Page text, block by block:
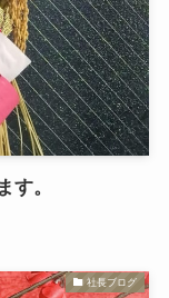
す。
社長ブログ